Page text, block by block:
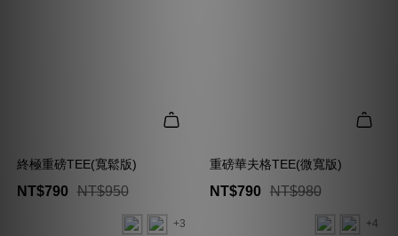
終極重磅TEE(寬鬆版)
NT$790 NT$950
+3
重磅華夫格TEE(微寬版)
NT$790 NT$980
+4